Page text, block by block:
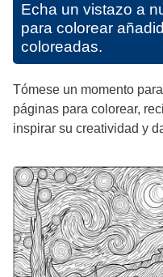
Echa un vistazo a
para colorear
coloreadas.
Tómese un momento
páginas para colorear,
inspirar su creatividad y